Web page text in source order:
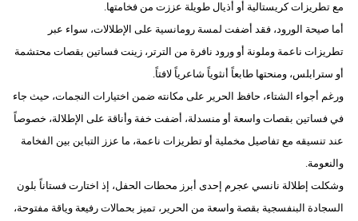
مع تطريزات كريستالية أو أذيال طويلة عززت من فخامتها.
أما صيحة الورود، فقد أضفت لمسة رومانسية على الإطلالات، سواء عبر
تطريزات ناعمة وملونة أو ورود نافرة من الترتر، زينت فساتين بقصات محتشمة
أو سترابلس، ومنحتها طابعاً أنثوياً شاعرياً لافتاً.
ورغم أجواء الشتاء، حافظ الحرير على مكانته ضمن اختيارات النجمات، حيث جاء
في فساتين بقصات واسعة أو منسدلة، أضفت خفة وأناقة على الإطلالة، خصوصاً
عند تنسيقه مع تفاصيل مخملية أو تطريزات ناعمة، ما عزز التباين بين الفخامة
والنعومة.
وشكلت إطلالة نانسي عجرم إحدى أبرز محطات الحفل، إذ اختارت فستاناً بلون
السجادة البنفسجية بقصة واسعة من الحرير، تميز بحمالات رفيعة وياقة مفتوحة،